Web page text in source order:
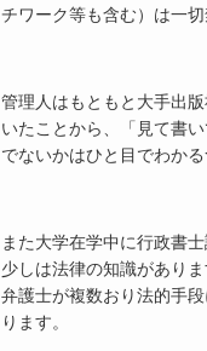
チワーク等も含む）は一切
管理人はもともと大手出
いたことから、「見て書
でないかはひと目でわかる
また大学在学中に行政書
少しは法律の知識があり
弁護士が複数おり法的手
ります。